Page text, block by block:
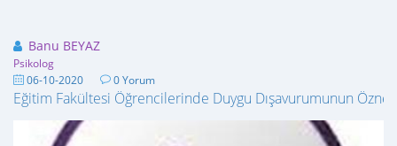
Banu BEYAZ
Psikolog
06-10-2020 0 Yorum
Eğitim Fakültesi Öğrencilerinde Duygu Dışavurumunun